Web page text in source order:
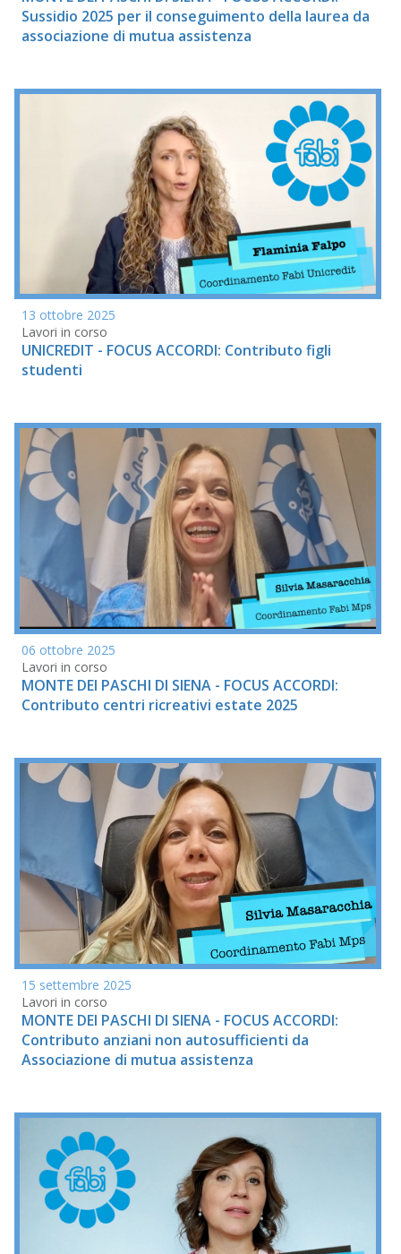
Sussidio 2025 per il conseguimento della laurea da
associazione di mutua assistenza
13 ottobre 2025
Lavori in corso
UNICREDIT - FOCUS ACCORDI: Contributo figli
studenti
06 ottobre 2025
Lavori in corso
MONTE DEI PASCHI DI SIENA - FOCUS ACCORDI:
Contributo centri ricreativi estate 2025
15 settembre 2025
Lavori in corso
MONTE DEI PASCHI DI SIENA - FOCUS ACCORDI:
Contributo anziani non autosufficienti da
Associazione di mutua assistenza